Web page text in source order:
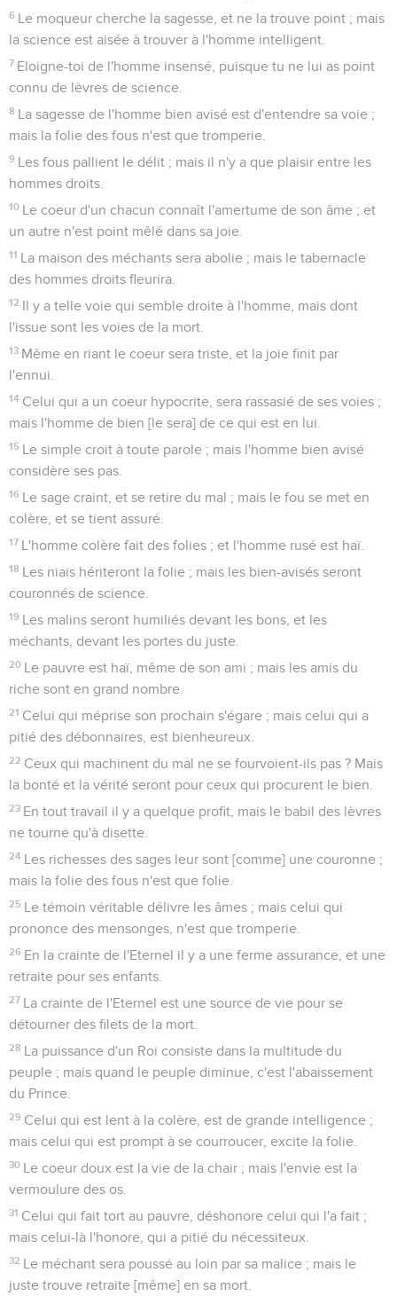
6 Le moqueur cherche la sagesse, et ne la trouve point ; mais
la science est aisée à trouver à l'homme intelligent.
7 Eloigne-toi de l'homme insensé, puisque tu ne lui as point
connu de lèvres de science.
8 La sagesse de l'homme bien avisé est d'entendre sa voie ;
mais la folie des fous n'est que tromperie.
9 Les fous pallient le délit ; mais il n'y a que plaisir entre les
hommes droits.
10 Le coeur d'un chacun connaît l'amertume de son âme ; et
un autre n'est point mêlé dans sa joie.
11 La maison des méchants sera abolie ; mais le tabernacle
des hommes droits fleurira.
12 Il y a telle voie qui semble droite à l'homme, mais dont
l'issue sont les voies de la mort.
13 Même en riant le coeur sera triste, et la joie finit par
l'ennui.
14 Celui qui a un coeur hypocrite, sera rassasié de ses voies ;
mais l'homme de bien [le sera] de ce qui est en lui.
15 Le simple croit à toute parole ; mais l'homme bien avisé
considère ses pas.
16 Le sage craint, et se retire du mal ; mais le fou se met en
colère, et se tient assuré.
17 L'homme colère fait des folies ; et l'homme rusé est haï.
18 Les niais hériteront la folie ; mais les bien-avisés seront
couronnés de science.
19 Les malins seront humiliés devant les bons, et les
méchants, devant les portes du juste.
20 Le pauvre est haï, même de son ami ; mais les amis du
riche sont en grand nombre.
21 Celui qui méprise son prochain s'égare ; mais celui qui a
pitié des débonnaires, est bienheureux.
22 Ceux qui machinent du mal ne se fourvoient-ils pas ? Mais
la bonté et la vérité seront pour ceux qui procurent le bien.
23 En tout travail il y a quelque profit, mais le babil des lèvres
ne tourne qu'à disette.
24 Les richesses des sages leur sont [comme] une couronne ;
mais la folie des fous n'est que folie.
25 Le témoin véritable délivre les âmes ; mais celui qui
prononce des mensonges, n'est que tromperie.
26 En la crainte de l'Eternel il y a une ferme assurance, et une
retraite pour ses enfants.
27 La crainte de l'Eternel est une source de vie pour se
détourner des filets de la mort.
28 La puissance d'un Roi consiste dans la multitude du
peuple ; mais quand le peuple diminue, c'est l'abaissement
du Prince.
29 Celui qui est lent à la colère, est de grande intelligence ;
mais celui qui est prompt à se courroucer, excite la folie.
30 Le coeur doux est la vie de la chair ; mais l'envie est la
vermoulure des os.
31 Celui qui fait tort au pauvre, déshonore celui qui l'a fait ;
mais celui-là l'honore, qui a pitié du nécessiteux.
32 Le méchant sera poussé au loin par sa malice ; mais le
juste trouve retraite [même] en sa mort.